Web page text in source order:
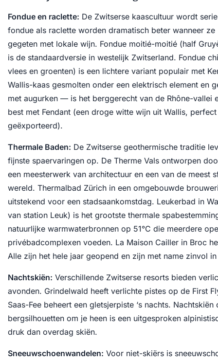
Fondue en raclette: De Zwitserse kaascultuur wordt
fondue als raclette worden dramatisch beter wanneer
gegeten met lokale wijn. Fondue moitié-moitié (half
is de standaardversie in westelijk Zwitserland. Fondue
vlees en groenten) is een lichtere variant populair met
Wallis-kaas gesmolten onder een elektrisch element en
met augurken — is het berggerecht van de Rhône-vallei
best met Fendant (een droge witte wijn uit Wallis,
geëxporteerd).
Thermale Baden: De Zwitserse geothermische traditie
fijnste spaervaringen op. De Therme Vals ontworpen
een meesterwerk van architectuur en een van de meest
wereld. Thermalbad Zürich in een omgebouwde
uitstekend voor een stadsaankomstdag. Leukerbad in
van station Leuk) is het grootste thermale
natuurlijke warmwaterbronnen op 51°C die meerdere
privébadcomplexen voeden. La Maison Cailler in Broc
Alle zijn het hele jaar geopend en zijn met name zinvol
Nachtskiën: Verschillende Zwitserse resorts bieden
avonden. Grindelwald heeft verlichte pistes op de First
Saas-Fee beheert een gletsjerpiste ‘s nachts.
bergsilhouetten om je heen is een uitgesproken
druk dan overdag skiën.
Sneeuwschoenwandelen: Voor niet-skiërs is